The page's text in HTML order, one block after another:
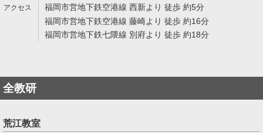
福岡市営地下鉄空港線 西新より 徒歩 約5分
福岡市営地下鉄空港線 藤崎より 徒歩 約16分
福岡市営地下鉄七隈線 別府より 徒歩 約18分
全教研
荒江教室